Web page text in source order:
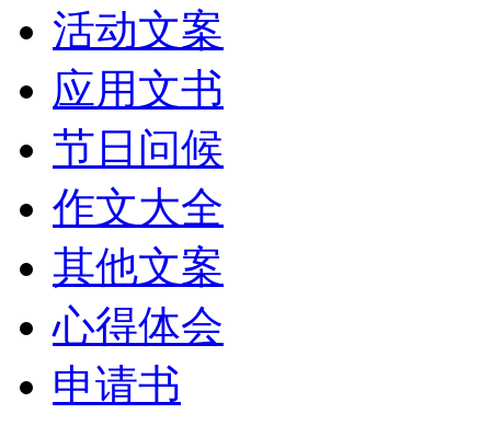
活动文案
应用文书
节日问候
作文大全
其他文案
心得体会
申请书